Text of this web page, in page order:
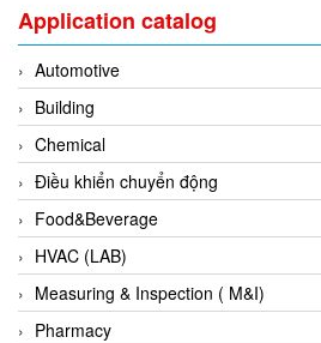
Gave
Gazex
GD GODAI ENGINEERING
GE Panametrics
GEDORE
GEFA PROCESSTECHNIK GMBH
Gefran
Gems Sensor
Gemu
Application catalog
Automotive
Building
Chemical
Điều khiển chuyển động
Food&Beverage
HVAC (LAB)
Measuring & Inspection ( M&I)
Pharmacy